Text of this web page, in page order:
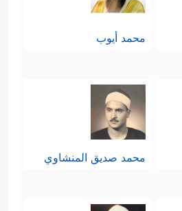
محمد أيوب
محمد صديق المنشاوي